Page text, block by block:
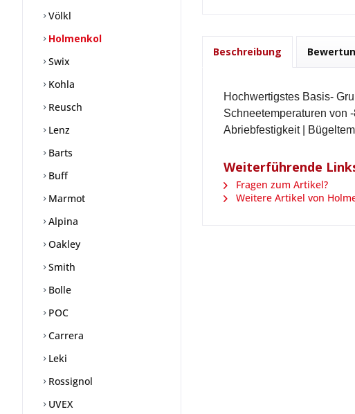
Völkl
Holmenkol
Swix
Kohla
Reusch
Lenz
Barts
Buff
Marmot
Alpina
Oakley
Smith
Bolle
POC
Carrera
Leki
Rossignol
UVEX
Beschreibung
Hochwertigstes Basis-
Schneetemperaturen von
Abriebfestigkeit |
Weiterführende
Fragen zum Artikel?
Weitere Artikel von